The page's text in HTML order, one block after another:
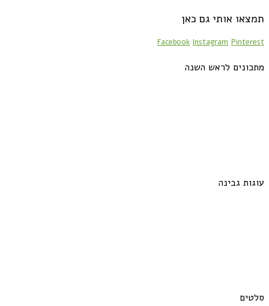
תמצאו אותי גם כאן
Facebook Instagram Pinterest
מתכונים לראש השנה
עוגות גבינה
סלטים